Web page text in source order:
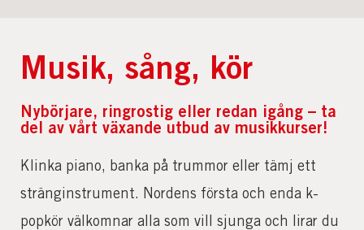
Musik, sång, kör
Nybörjare, ringrostig eller redan igång – ta
del av vårt växande utbud av musikkurser!
Klinka piano, banka på trummor eller tämj ett
stränginstrument. Nordens första och enda k-
popkör välkomnar alla som vill sjunga och lirar du